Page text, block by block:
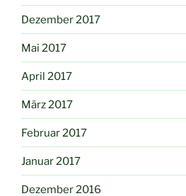
Dezember 2017
Mai 2017
April 2017
März 2017
Februar 2017
Januar 2017
Dezember 2016